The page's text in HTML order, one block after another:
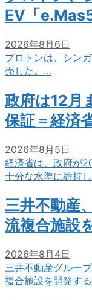
EV「
2026年8月6日
プロトンは、シン
売した。…
政府は12月
保証＝経済
2026年8月5日
経済省は、政府が
十分な水準に維持
三井不動産
流複合施設
2026年8月4日
三井不動産グルー
複合施設を開発す